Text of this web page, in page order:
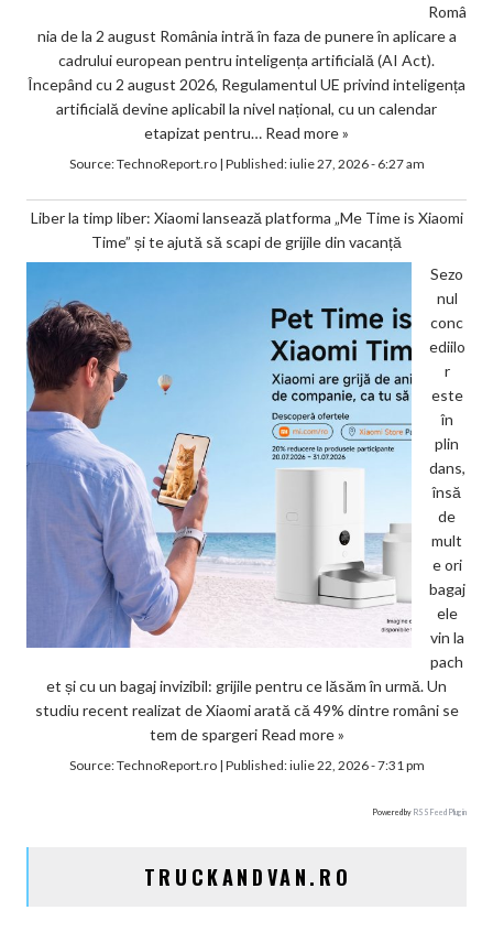
Româ
nia de la 2 august România intră în faza de punere în aplicare a
cadrului european pentru inteligența artificială (AI Act).
Începând cu 2 august 2026, Regulamentul UE privind inteligența
artificială devine aplicabil la nivel național, cu un calendar
etapizat pentru… Read more »
Source:TechnoReport.ro| Published:iulie 27, 2026 - 6:27 am
Liber la timp liber: Xiaomi lansează platforma „Me Time is Xiaomi
Time” și te ajută să scapi de grijile din vacanță
Sezo
nul
conc
ediilo
r
este
în
plin
dans,
însă
de
mult
e ori
bagaj
ele
vin la
pach
et și cu un bagaj invizibil: grijile pentru ce lăsăm în urmă. Un
studiu recent realizat de Xiaomi arată că 49% dintre români se
tem de spargeri Read more »
Source:TechnoReport.ro| Published:iulie 22, 2026 - 7:31 pm
Powered by RSS Feed Plugin
TRUCKANDVAN.RO